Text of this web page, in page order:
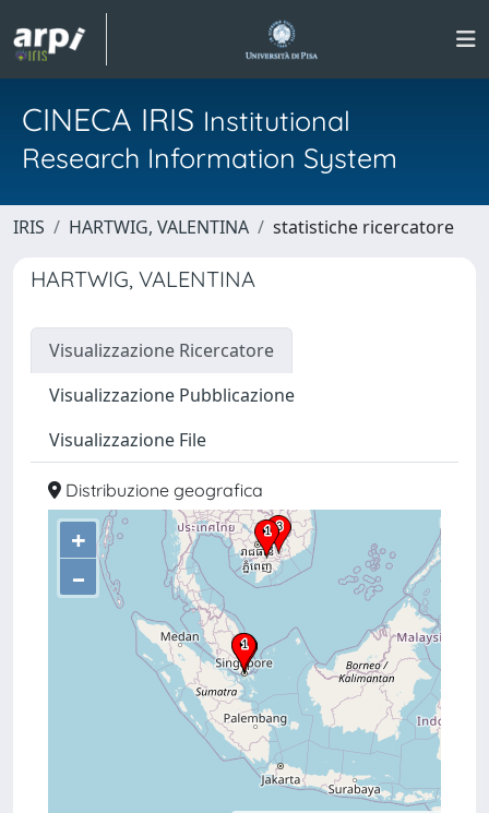
CINECA IRIS Institutional
Research Information System
IRIS HARTWIG, VALENTINA statistiche ricercatore
HARTWIG, VALENTINA
Visualizzazione Ricercatore
Visualizzazione Pubblicazione
Visualizzazione File
Distribuzione geografica
+
–